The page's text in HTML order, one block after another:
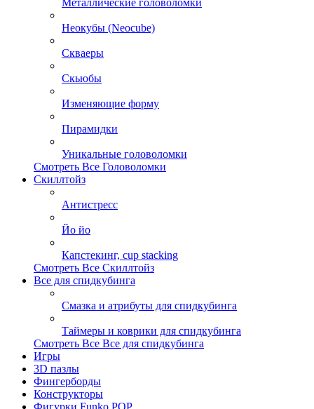
Металлические головоломки
Неокубы (Neocube)
Скваеры
Скьюбы
Изменяющие форму
Пирамидки
Уникальные головоломки
Смотреть Все Головоломки
Скиллтойз
Антистресс
Йо йо
Капстекинг, cup stacking
Смотреть Все Скиллтойз
Все для спидкубинга
Смазка и атрибуты для спидкубинга
Таймеры и коврики для спидкубинга
Смотреть Все Все для спидкубинга
Игры
3D пазлы
Фингерборды
Конструкторы
Фигурки Funko POP